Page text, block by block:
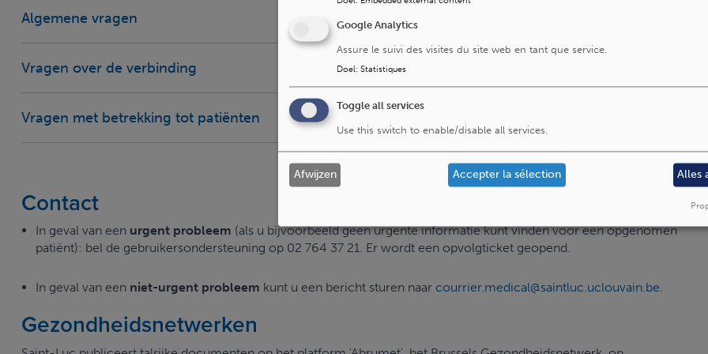
Algemene vragen
Vragen over de verbinding
Vragen met betrekking tot patiënten
Contact
In geval van een urgent probleem (als u bijvoorbeeld geen urgente informatie kunt vinden voor een opgenomen
patiënt): bel de gebruikersondersteuning op 02 764 37 21. Er wordt een opvolgticket geopend.
In geval van een niet-urgent probleem kunt u een bericht sturen naar courrier.medical@saintluc.uclouvain.be.
Gezondheidsnetwerken
Google Analytics
Assure le suivi des visites du site web en tant que service.
Doel: Statistiques
Toggle all services
Use this switch to enable/disable all services.
Afwijzen Accepter la sélection Alles